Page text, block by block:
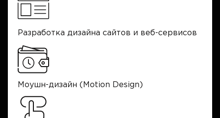
Разработка дизайна сайтов и веб-сервисов
Моушн-дизайн (Motion Design)